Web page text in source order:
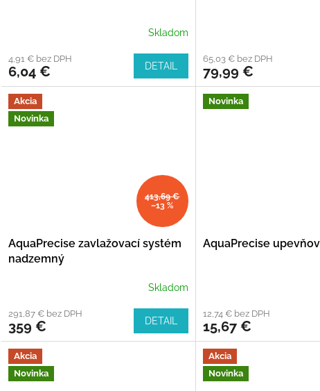
Skladom
4,91 € bez DPH
6,04 € DETAIL
65,03 € bez DPH
79,99 €
Akcia
Novinka
413,69 €
–13 %
AquaPrecise zavlažovací systém
nadzemný
Skladom
291,87 € bez DPH
359 € DETAIL
Novinka
AquaPrecise
12,74 € bez DPH
15,67 €
Akcia
Novinka
Akcia
Novinka